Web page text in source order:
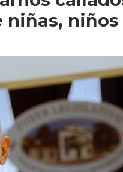
niñas, niños